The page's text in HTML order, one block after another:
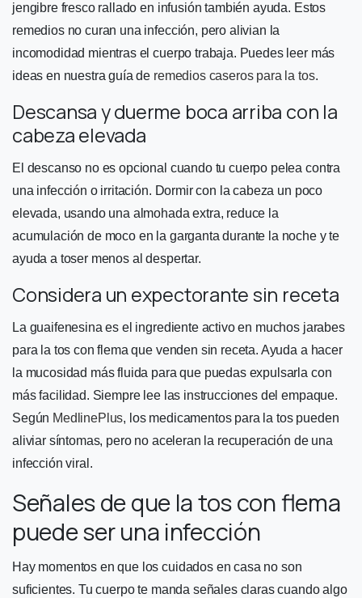
jengibre fresco rallado en infusión también ayuda. Estos
remedios no curan una infección, pero alivian la
incomodidad mientras el cuerpo trabaja. Puedes leer más
ideas en nuestra guía de remedios caseros para la tos.
Descansa y duerme boca arriba con la
cabeza elevada
El descanso no es opcional cuando tu cuerpo pelea contra
una infección o irritación. Dormir con la cabeza un poco
elevada, usando una almohada extra, reduce la
acumulación de moco en la garganta durante la noche y te
ayuda a toser menos al despertar.
Considera un expectorante sin receta
La guaifenesina es el ingrediente activo en muchos jarabes
para la tos con flema que venden sin receta. Ayuda a hacer
la mucosidad más fluida para que puedas expulsarla con
más facilidad. Siempre lee las instrucciones del empaque.
Según MedlinePlus, los medicamentos para la tos pueden
aliviar síntomas, pero no aceleran la recuperación de una
infección viral.
Señales de que la tos con flema
puede ser una infección
Hay momentos en que los cuidados en casa no son
suficientes. Tu cuerpo te manda señales claras cuando algo